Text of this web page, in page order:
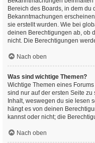
Bereich des Boards, in dem du
Bekanntmachungen
sie erstellt wurden. Wie bei
deinen Berechtigungen ab, ob
nicht. Die Berechtigungen
Nach oben
Was sind wichtige Themen?
Wichtige Themen eines
sind nur auf der ersten Seite
Inhalt, weswegen du sie lesen
hängt es von deinen
kannst oder nicht; die
Nach oben